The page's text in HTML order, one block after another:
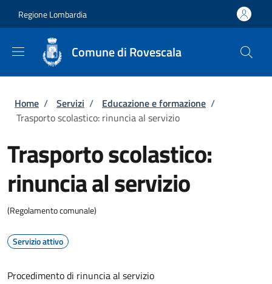
Regione Lombardia
Comune di Rovescala
Briciole di pane
Home / Servizi / Educazione e formazione /
Trasporto scolastico: rinuncia al servizio
Trasporto scolastico:
rinuncia al servizio
(Regolamento comunale)
Servizio attivo
Procedimento di rinuncia al servizio